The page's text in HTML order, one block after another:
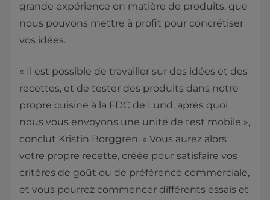
grande expérience en matière de produits, que
nous pouvons mettre à profit pour concrétiser
vos idées.
« Il est possible de travailler sur des idées et des
recettes, et de tester des produits dans notre
propre cuisine à la FDC de Lund, après quoi
nous vous envoyons une unité de test mobile »,
conclut Kristin Borggren. « Vous aurez alors
votre propre recette, créée pour satisfaire vos
critères de goût ou de préférence commerciale,
et vous pourrez commencer différents essais et